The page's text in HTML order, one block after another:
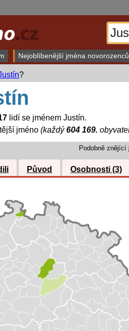
Nejoblíbenější jména novorozenců
?
lidí se jménem Justín.
jméno (každý604 169.
Podobně znějící
Původ Osobnosti (3)